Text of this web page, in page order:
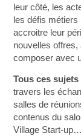
leur côté, les
les défis
accroitre leur
nouvelles offres,
composer avec
Tous ces
travers les
salles de
contenus du
Village Start-